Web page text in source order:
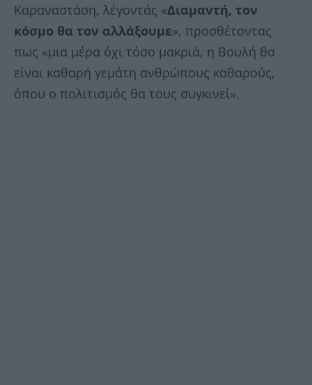
Καραναστάση, λέγοντάς «Διαμαντή, τον
κόσμο θα τον αλλάξουμε», προσθέτοντας
πως «μια μέρα όχι τόσο μακριά, η Βουλή θα
είναι καθαρή γεμάτη ανθρώπους καθαρούς,
όπου ο πολιτισμός θα τους συγκινεί».